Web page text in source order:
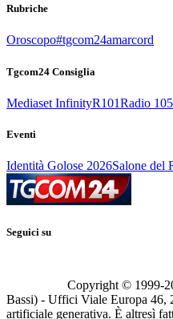
Rubriche
Oroscopo#tgcom24amarcord
Tgcom24 Consiglia
Mediaset InfinityR101Radio 105
Eventi
Identità Golose 2026Salone del
Seguici su
Copyright © 1999-
Bassi) - Uffici Viale Europa 46,
artificiale generativa. È altresì